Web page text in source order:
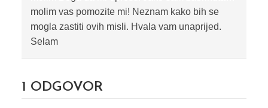
molim vas pomozite mi! Neznam kako bih se
mogla zastiti ovih misli. Hvala vam unaprijed.
Selam
1 ODGOVOR